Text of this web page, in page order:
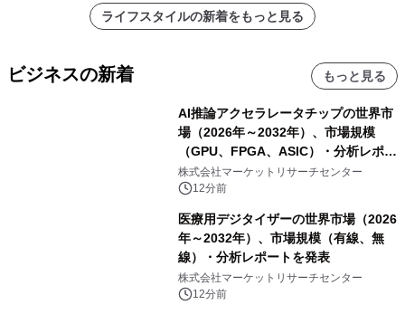
ライフスタイルの新着をもっと見る
ビジネスの新着 もっと見る
AI推論アクセラレータチップの世界市
場（2026年～2032年）、市場規模
（GPU、FPGA、ASIC）・分析レポー
トを発表
株式会社マーケットリサーチセンター
12分前
医療用デジタイザーの世界市場（2026
年～2032年）、市場規模（有線、無
線）・分析レポートを発表
株式会社マーケットリサーチセンター
12分前